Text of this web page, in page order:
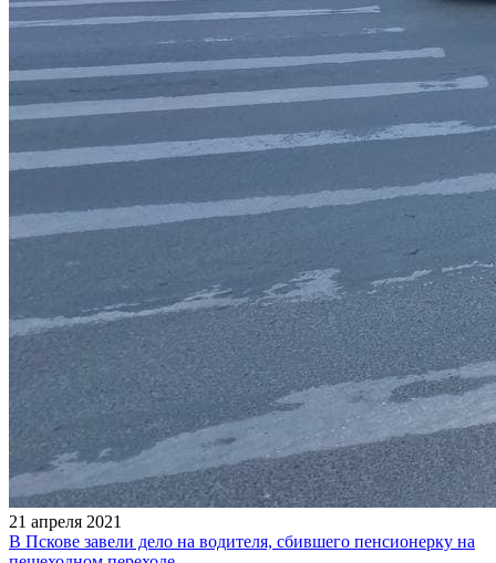
21 апреля 2021
В Пскове завели дело на водителя, сбившего пенсионерку на